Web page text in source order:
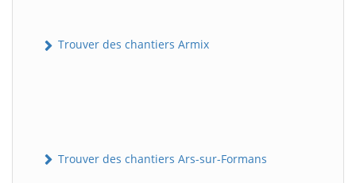
Trouver des chantiers Armix
Trouver des chantiers Ars-sur-Formans